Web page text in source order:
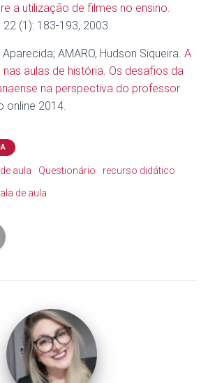
a utilização de filmes no ensino.
(1): 183-193, 2003.
AMARO, Hudson Siqueira. A
aulas de história. Os desafios da
na perspectiva do professor
online 2014.
aula Questionário
recurso didático
de aula